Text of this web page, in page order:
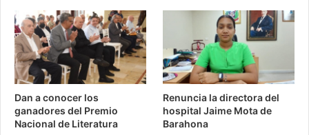
Dan a conocer los
ganadores del Premio
Nacional de Literatura
Renuncia la directora del
hospital Jaime Mota de
Barahona